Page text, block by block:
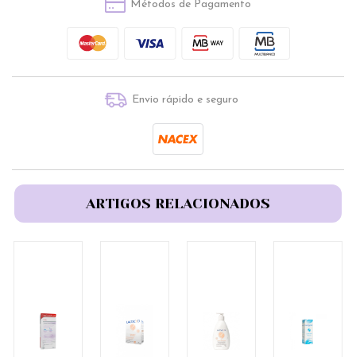
Métodos de Pagamento
Envio rápido e seguro
ARTIGOS RELACIONADOS